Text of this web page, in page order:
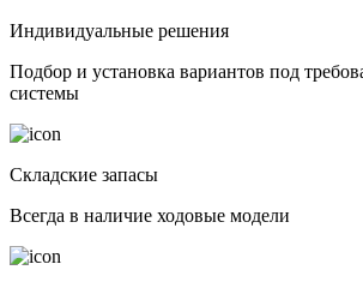
Индивидуальные решения
Подбор и установка вариантов под
системы
Складские запасы
Всегда в наличие ходовые модели